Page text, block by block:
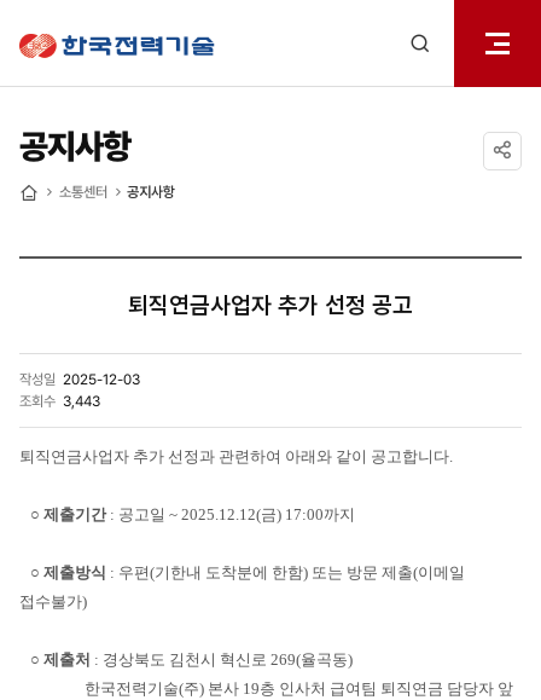
열기
공지사항
소통센터 공지사항
퇴직연금사업자 추가 선정 공고
작성일 2025-12-03
조회수 3,443
퇴직연금사업자 추가 선정과 관련하여 아래와 같이 공고합니다.
○ 제출기간: 공고일 ~ 2025.12.12(금) 17:00까지
○ 제출방식 : 우편(기한내 도착분에 한함) 또는 방문 제출(이메일
접수불가)
○ 제출처 : 경상북도 김천시 혁신로 269(율곡동)
한국전력기술(주) 본사 19층 인사처 급여팀 퇴직연금 담당자 앞